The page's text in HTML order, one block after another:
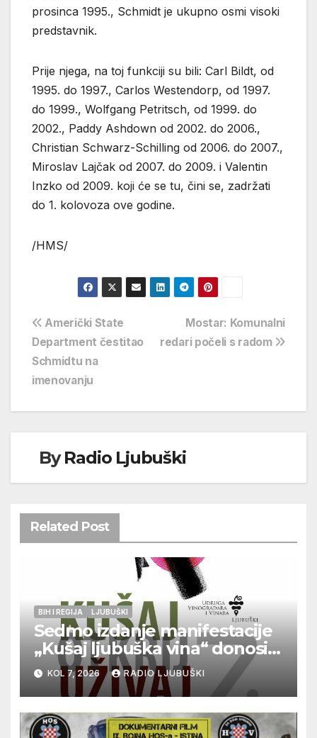
prosinca 1995., Schmidt je ukupno osmi visoki
predstavnik.
Prije njega, na toj funkciji su bili: Carl Bildt, od
1995. do 1997., Carlos Westendorp, od 1997.
do 1999., Wolfgang Petritsch, od 1999. do
2002., Paddy Ashdown od 2002. do 2006.,
Christian Schwarz-Schilling od 2006. do 2007.,
Miroslav Lajčak od 2007. do 2009. i Valentin
Inzko od 2009. koji će se tu, čini se, zadržati
do 1. kolovoza ove godine.
/HMS/
Navigacija
objava
Mostar: Komunalni
redari počeli s radom
Američki State
Department čestitao
Schmidtu na
imenovanju
ByRadio Ljubuški
Related Post
BIH I REGIJA LJUBUŠKI
Sedmo izdanje manifestacije
„Kušaj ljubuška vina“ donosi
vrhunska vina, gastronomiju i
glazbu
KOL 7, 2026 RADIO LJUBUŠKI